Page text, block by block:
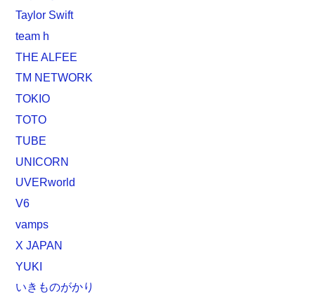
Taylor Swift
team h
THE ALFEE
TM NETWORK
TOKIO
TOTO
TUBE
UNICORN
UVERworld
V6
vamps
X JAPAN
YUKI
いきものがかり